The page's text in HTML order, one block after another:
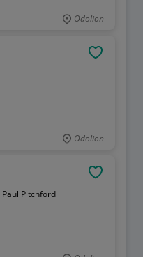
Odolion
Odolion
Paul Pitchford